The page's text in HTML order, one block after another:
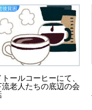
後貧困
トールコーヒーにて、
流老人たちの底辺の会